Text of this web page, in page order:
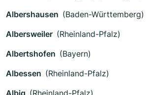
Albershausen (Baden-Württemberg)
Albersweiler (Rheinland-Pfalz)
Albertshofen (Bayern)
Albessen (Rheinland-Pfalz)
Albig (Rheinland-Pfalz)